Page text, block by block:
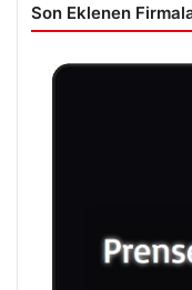
Son Eklenen